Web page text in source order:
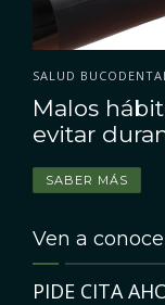
SALUD BUCODENTAL
Malos
evitar
SABER MÁS
PERIODONCIA • TU
relación
SABER MÁS
Ven a
PIDE CITA